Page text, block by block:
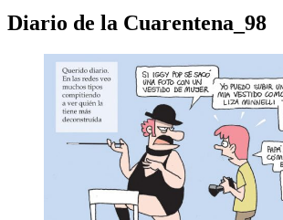
Diario de la Cuarentena_98